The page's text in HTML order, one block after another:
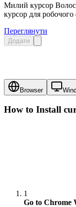
Милий курсор
курсор для робочого
Переглянути
Додати
Browser
How to Install
1
Go to Chrome